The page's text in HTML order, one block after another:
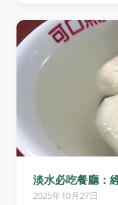
淡水必吃餐廳：
2025年10月27日